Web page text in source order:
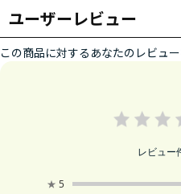
ユーザーレビュー
この商品に対するあなたのレビュ
レビュー
★ 5